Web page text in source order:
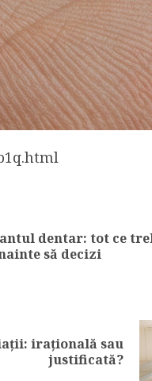
dentar: tot ce
să decizi
irațională sau
justificată?